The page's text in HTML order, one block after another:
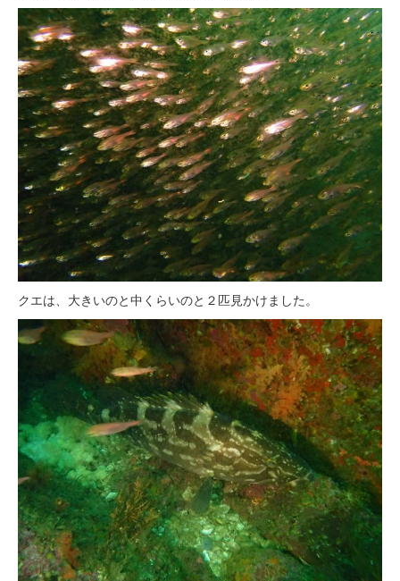
クエは、大きいのと中くらいのと２匹見かけました。